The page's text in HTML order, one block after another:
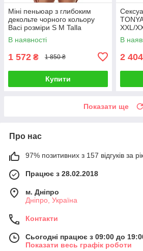
Міні пеньюар з глибоким
декольте чорного кольору
Baci розміри S M Talla
В наявності
1 572 ₴ 1 850 ₴
Купити
XXL/
В
2 404
Показати ще
Про нас
97% позитивних з 157 відгуків за
Працює з 28.02.2018
м. Дніпро
Дніпро, Україна
Контакти
Сьогодні працює з 09:00 до
Показати весь графік роботи